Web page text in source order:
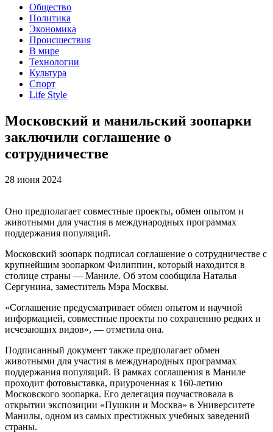
Общество
Политика
Экономика
Происшествия
В мире
Технологии
Культура
Спорт
Life Style
Московский и манильский зоопарки
заключили соглашение о
сотрудничестве
28 июня 2024
Оно предполагает совместные проекты, обмен опытом и
животными для участия в международных программах
поддержания популяций.
Московский зоопарк подписал соглашение о сотрудничестве с
крупнейшим зоопарком Филиппин, который находится в
столице страны — Маниле. Об этом сообщила Наталья
Сергунина, заместитель Мэра Москвы.
«Соглашение предусматривает обмен опытом и научной
информацией, совместные проекты по сохранению редких и
исчезающих видов», — отметила она.
Подписанный документ также предполагает обмен
животными для участия в международных программах
поддержания популяций. В рамках соглашения в Маниле
проходит фотовыставка, приуроченная к 160-летию
Московского зоопарка. Его делегация поучаствовала в
открытии экспозиции «Пушкин и Москва» в Университете
Манилы, одном из самых престижных учебных заведений
страны.